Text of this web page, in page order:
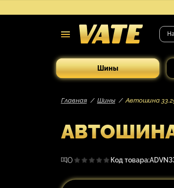
Шины
Главная Шины Автошина
АВТОШИНА
0 Код товара: